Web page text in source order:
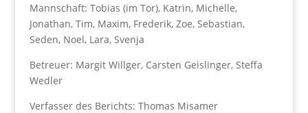
Mannschaft: Tobias (im Tor), Katrin, Michelle,
Jonathan, Tim, Maxim, Frederik, Zoe, Sebastian,
Seden, Noel, Lara, Svenja
Betreuer: Margit Willger, Carsten Geislinger, Steffa
Wedler
Verfasser des Berichts: Thomas Misamer